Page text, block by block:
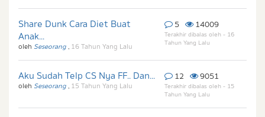
Share Dunk Cara Diet Buat
Anak...
oleh Seseorang , 16 Tahun Yang Lalu
5 14009
Terakhir dibalas oleh - 16
Tahun Yang Lalu
Aku Sudah Telp CS Nya FF.. Dan...
oleh Seseorang , 15 Tahun Yang Lalu
12 9051
Terakhir dibalas oleh - 15
Tahun Yang Lalu